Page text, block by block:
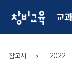
교
참고서 2022